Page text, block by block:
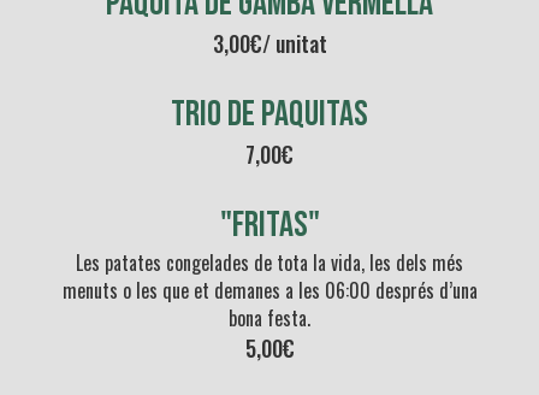
3,00€/ unitat
TRIO DE PAQUITAS
7,00€
"FRITAS"
Les patates congelades de tota la vida, les dels més
menuts o les que et demanes a les 06:00 després d’una
bona festa.
5,00€